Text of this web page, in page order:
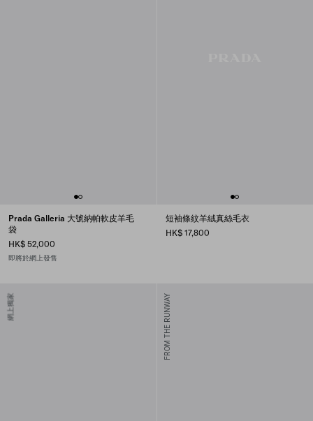
Prada Galleria 大號納帕軟皮羊毛
袋
HK$ 52,000
即將於網上發售
短袖條紋羊絨真絲毛衣
HK$ 17,800
網上獨家 FROM THE RUNWAY